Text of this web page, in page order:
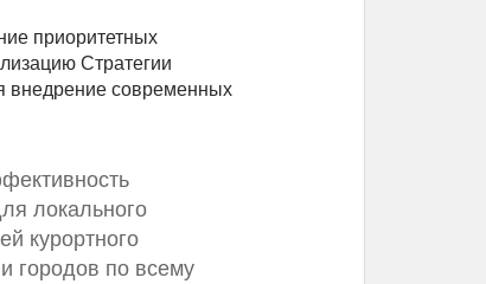
приоритетных
Стратегии
внедрение современных
локального
курортного
городов по всему